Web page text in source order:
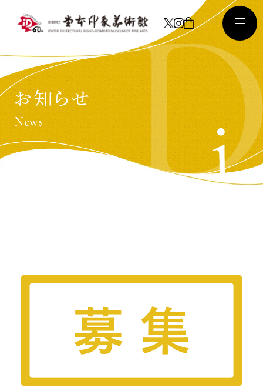
お知らせ
News